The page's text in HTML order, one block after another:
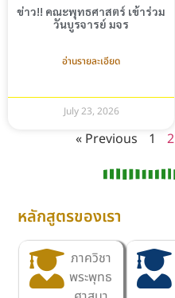
ข่าว!! คณะพุทธศาสตร์ เข้าร่วม
วันบูรจารย์ มจร
อ่านรายละเอียด
July 23, 2026
« Previous 1 2
หลักสูตรของเรา
ภาควิชา
พระพุทธ